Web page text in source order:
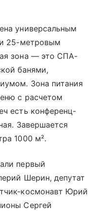
универсальным
25-метровым
зона — это СПА-
банями,
Зона питания
с расчетом
есть конференц-
Завершается
1000 м².
первый
Шерин, депутат
космонавт Юрий
Сергей